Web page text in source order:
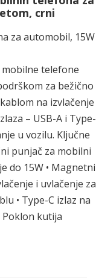
crni
za automobil, 15W
telefone
za bežično
na izvlačenje
– USB-A i Type-
u vozilu. Ključne
punjač za mobilni
do 15W • Magnetni
i uvlačenje za
• Type-C izlaz na
Poklon kutija